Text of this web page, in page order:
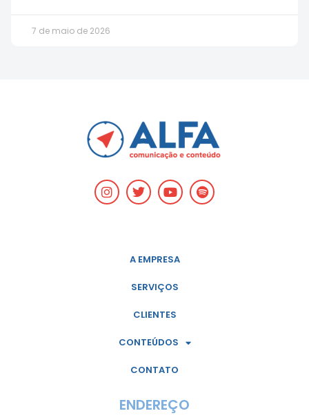
7 de maio de 2026
A EMPRESA
SERVIÇOS
CLIENTES
CONTEÚDOS
CONTATO
ENDEREÇO